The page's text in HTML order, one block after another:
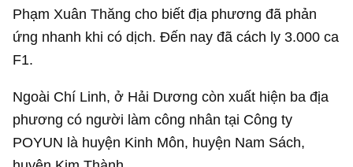
Phạm Xuân Thăng cho biết địa phương đã phản
ứng nhanh khi có dịch. Đến nay đã cách ly 3.000 ca
F1.
Ngoài Chí Linh, ở Hải Dương còn xuất hiện ba địa
phương có người làm công nhân tại Công ty
POYUN là huyện Kinh Môn, huyện Nam Sách,